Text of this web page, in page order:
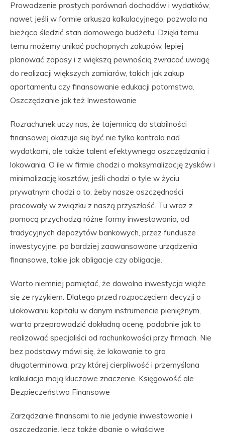
Prowadzenie prostych porównań dochodów i wydatków,
nawet jeśli w formie arkusza kalkulacyjnego, pozwala na
bieżąco śledzić stan domowego budżetu. Dzięki temu
temu możemy unikać pochopnych zakupów, lepiej
planować zapasy i z większą pewnością zwracać uwagę
do realizacji większych zamiarów, takich jak zakup
apartamentu czy finansowanie edukacji potomstwa.
Oszczędzanie jak też Inwestowanie
Rozrachunek uczy nas, że tajemnicą do stabilności
finansowej okazuje się być nie tylko kontrola nad
wydatkami, ale także talent efektywnego oszczędzania i
lokowania. O ile w firmie chodzi o maksymalizację zysków i
minimalizację kosztów, jeśli chodzi o tyle w życiu
prywatnym chodzi o to, żeby nasze oszczędności
pracowały w związku z naszą przyszłość. Tu wraz z
pomocą przychodzą różne formy inwestowania, od
tradycyjnych depozytów bankowych, przez fundusze
inwestycyjne, po bardziej zaawansowane urządzenia
finansowe, takie jak obligacje czy obligacje.
Warto niemniej pamiętać, że dowolna inwestycja wiąże
się ze ryzykiem. Dlatego przed rozpoczęciem decyzji o
ulokowaniu kapitału w danym instrumencie pieniężnym,
warto przeprowadzić dokładną ocenę, podobnie jak to
realizować specjaliści od rachunkowości przy firmach. Nie
bez podstawy mówi się, że lokowanie to gra
długoterminowa, przy której cierpliwość i przemyślana
kalkulacja mają kluczowe znaczenie. Księgowość ale
Bezpieczeństwo Finansowe
Zarządzanie finansami to nie jedynie inwestowanie i
oszczędzanie, lecz także dbanie o właściwe